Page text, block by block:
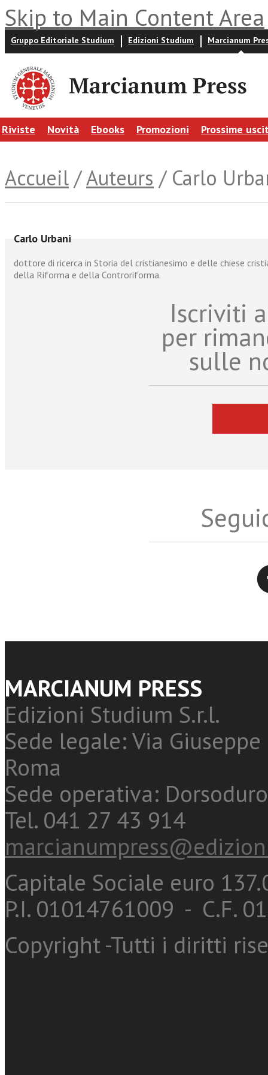
Skip to Main Content Area
Gruppo Editoriale Studium Edizioni Studium Marcianum
Riviste Novità Ebooks Promozioni Prossime
Accueil /Auteurs / Carlo
Carlo Urbani
dottore di ricerca in Storia del cristianesimo e delle chiese
della Riforma e della Controriforma.
Iscriviti
per
sulle
MARCIANUM PRESS
Edizioni Studium S.r.l.
Sede legale: Via
Roma
Sede operativa:
Tel. 041 27 43 914
Capitale Sociale euro
P.I. 01014761009 - C.F.
Copyright -Tutti i diritti